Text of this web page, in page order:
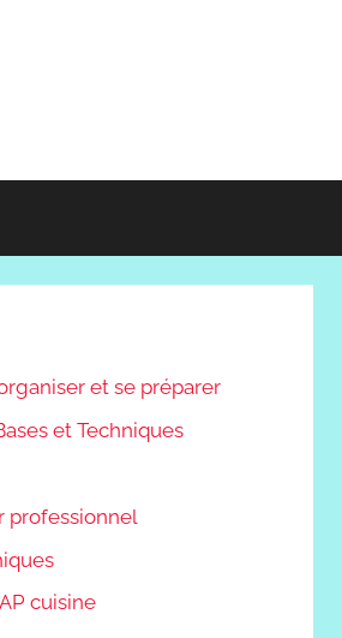
et se préparer
et Techniques
professionnel
cuisine